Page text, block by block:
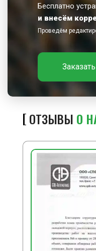
Бесплатно
и внесём
Проведём
ОТЗЫВЫ О